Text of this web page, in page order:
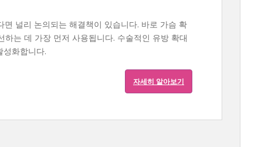
널리 논의되는 해결책이 있습니다. 바로 가슴 확
는 데 가장 먼저 사용됩니다. 수술적인 유방 확대
화합니다.
자세히 알아보기